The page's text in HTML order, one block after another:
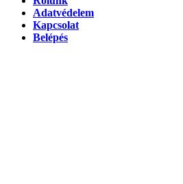
Adatvédelem
Kapcsolat
Belépés